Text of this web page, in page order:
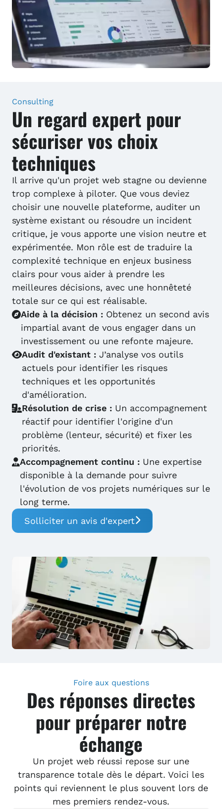
Consulting
Un regard expert pour
sécuriser vos choix
techniques
Il arrive qu'un projet web stagne ou devienne
trop complexe à piloter. Que vous deviez
choisir une nouvelle plateforme, auditer un
système existant ou résoudre un incident
critique, je vous apporte une vision neutre et
expérimentée. Mon rôle est de traduire la
complexité technique en enjeux business
clairs pour vous aider à prendre les
meilleures décisions, avec une honnêteté
totale sur ce qui est réalisable.
Aide à la décision : Obtenez un second avis
impartial avant de vous engager dans un
investissement ou une refonte majeure.
Audit d'existant : J’analyse vos outils
actuels pour identifier les risques
techniques et les opportunités
d'amélioration.
Résolution de crise : Un accompagnement
réactif pour identifier l'origine d'un
problème (lenteur, sécurité) et fixer les
priorités.
Accompagnement continu : Une expertise
disponible à la demande pour suivre
l'évolution de vos projets numériques sur le
long terme.
Solliciter un avis d'expert
Foire aux questions
Des réponses directes
pour préparer notre
échange
Un projet web réussi repose sur une
transparence totale dès le départ. Voici les
points qui reviennent le plus souvent lors de
mes premiers rendez-vous.